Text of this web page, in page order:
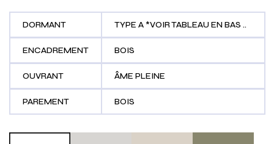
DORMANT TYPE A *VOIR TABLEAU EN BAS ..
ENCADREMENT BOIS
OUVRANT ÂME PLEINE
PAREMENT BOIS